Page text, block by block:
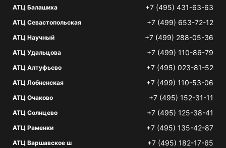
АТЦ Балашиха +7 (495) 431-63-63
АТЦ Севастопольская +7 (499) 653-72-12
АТЦ Научный +7 (499) 288-05-36
АТЦ Удальцова +7 (499) 110-86-79
АТЦ Алтуфьево +7 (495) 023-81-52
АТЦ Лобненская +7 (499) 110-53-06
АТЦ Очаково +7 (495) 152-31-11
АТЦ Солнцево +7 (495) 125-38-41
АТЦ Раменки +7 (495) 135-42-87
АТЦ Варшавское ш +7 (495) 182-17-65